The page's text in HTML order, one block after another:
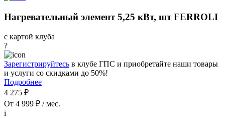
Нагревательный элемент 5,25 кВт, шт FERROLI
с картой клуба
?
Зарегистрируйтесь в клубе ГПС и приобретайте наши товары
и услуги со скидками до 50%!
Подробнее
4 275 ₽
От 4 999 ₽ / мес.
i